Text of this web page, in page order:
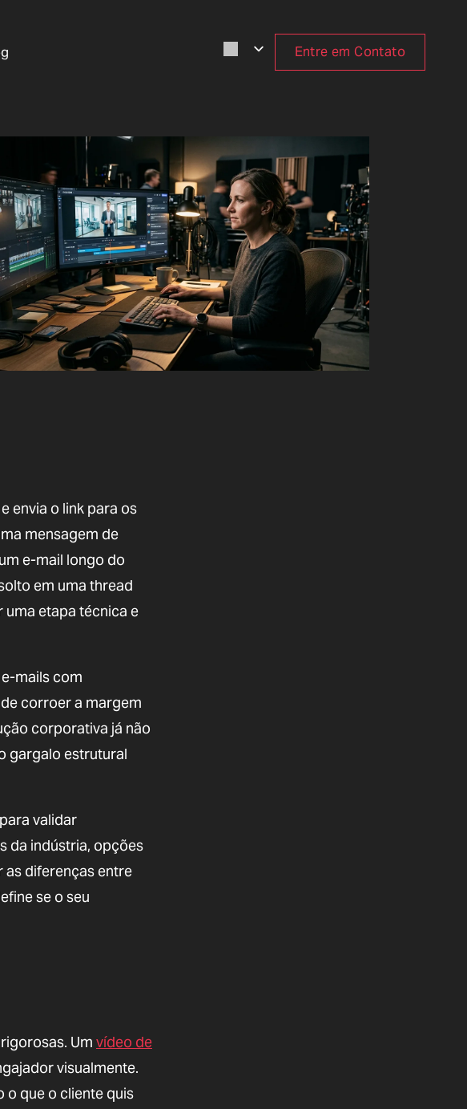
Entre em Contato
envia o link para os
mensagem de
e-mail longo do
em uma thread
uma etapa técnica e
mails com
corroer a margem
corporativa já não
gargalo estrutural
validar
da indústria, opções
diferenças entre
se o seu
Um vídeo de
visualmente.
o que o cliente quis